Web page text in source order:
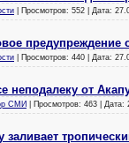
| Просмотров: 552 | Дата:
предупреждение
| Просмотров: 440 | Дата:
неподалеку от
СМИ | Просмотров: 463 | Дата:
заливает